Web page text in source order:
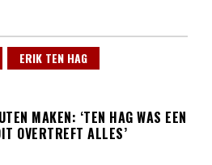
ERIK TEN HAG
MAKEN: ‘TEN HAG WAS EEN
OVERTREFT ALLES’